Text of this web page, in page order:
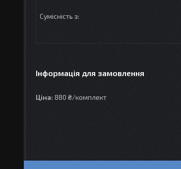
Сумісність з:
Інформація для замовлення
Ціна: 880 ₴/комплект